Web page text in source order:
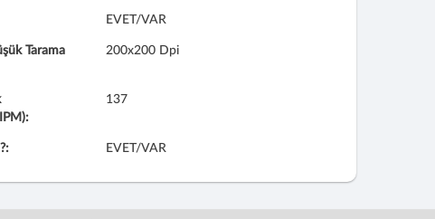
EVET/VAR
Tarama
200x200 Dpi
137
EVET/VAR